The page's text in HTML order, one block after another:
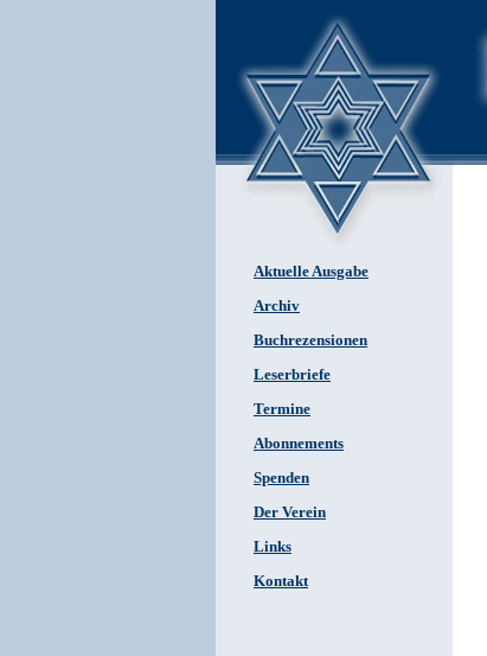
Aktuelle Ausgabe
Archiv
Buchrezensionen
Leserbriefe
Termine
Abonnements
Spenden
Der Verein
Links
Kontakt